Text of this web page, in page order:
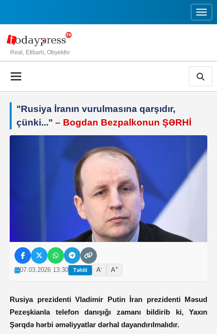
Real, Etibarlı, Obyektiv
"Rusiya İranın vurulmasına qarşıdır,
çünki..." – Bogdan Bezpalkonun ŞƏRHİ
07.03.2026 13:30 Təhlil A- A+
Rusiya prezidenti Vladimir Putin İran prezidenti Məsud
Pezeşkianla telefon danışığı zamanı bildirib ki, Yaxın
Şərqdə hərbi əməliyyatlar dərhal dayandırılmalıdır.